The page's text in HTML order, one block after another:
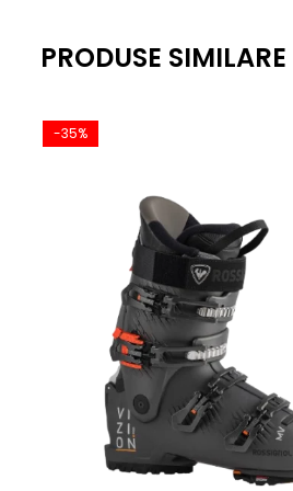
PRODUSE SIMILARE
-35%